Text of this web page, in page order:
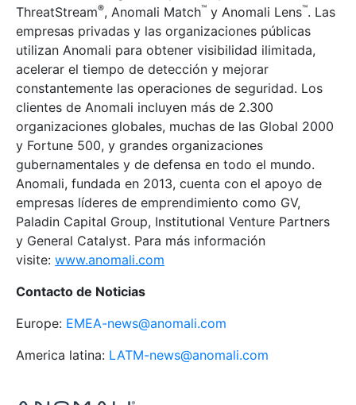
ThreatStream®, Anomali Match™ y Anomali Lens™. Las
empresas privadas y las organizaciones públicas
utilizan Anomali para obtener visibilidad ilimitada,
acelerar el tiempo de detección y mejorar
constantemente las operaciones de seguridad. Los
clientes de Anomali incluyen más de 2.300
organizaciones globales, muchas de las Global 2000
y Fortune 500, y grandes organizaciones
gubernamentales y de defensa en todo el mundo.
Anomali, fundada en 2013, cuenta con el apoyo de
empresas líderes de emprendimiento como GV,
Paladin Capital Group, Institutional Venture Partners
y General Catalyst. Para más información
visite: www.anomali.com
Contacto de Noticias
Europe: EMEA-news@anomali.com
America latina: LATM-news@anomali.com